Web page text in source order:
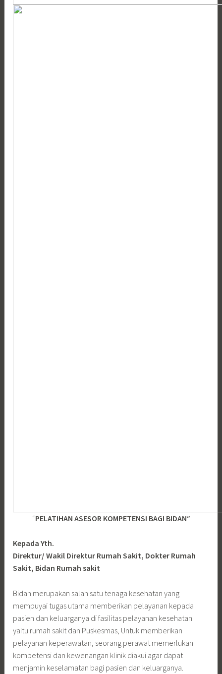
“PELATIHAN ASESOR KOMPETENSI BAGI BIDAN”
Kepada Yth.
Direktur/ Wakil Direktur Rumah Sakit, Dokter Rumah
Sakit, Bidan Rumah sakit
Bidan merupakan salah satu tenaga kesehatan yang
mempuyai tugas utama memberikan pelayanan kepada
pasien dan keluarganya di fasilitas pelayanan kesehatan
yaitu rumah sakit dan Puskesmas, Untuk memberikan
pelayanan keperawatan, seorang perawat memerlukan
kompetensi dan kewenangan klinik diakui agar dapat
menjamin keselamatan bagi pasien dan keluarganya.